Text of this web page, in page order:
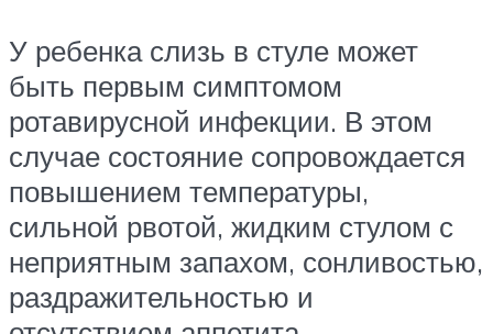
У ребенка слизь в стуле может
быть первым симптомом
ротавирусной инфекции. В этом
случае состояние сопровождается
повышением температуры,
сильной рвотой, жидким стулом с
неприятным запахом, сонливостью,
раздражительностью и